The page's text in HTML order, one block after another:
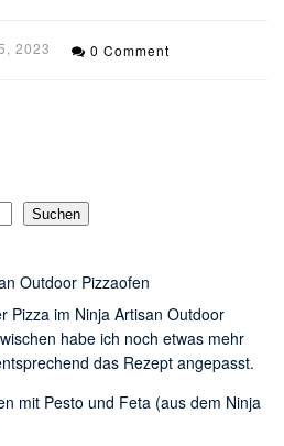
2023 0 Comment
Suchen
Outdoor Pizzaofen
Pizza im Ninja Artisan Outdoor
habe ich noch etwas mehr
das Rezept angepasst.
mit Pesto und Feta (aus dem Ninja